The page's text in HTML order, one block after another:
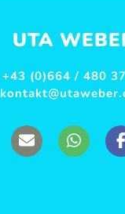
UTA
+43 (0)664 / 480